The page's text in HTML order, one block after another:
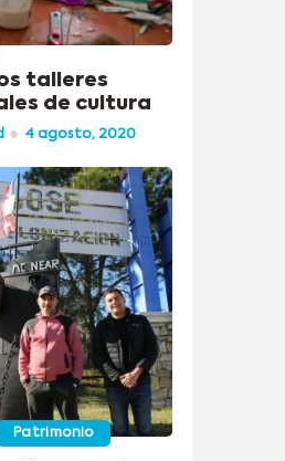
talleres
de cultura
4 agosto, 2020
Patrimonio